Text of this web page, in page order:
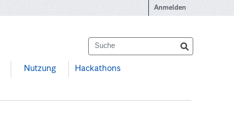
Anmelden
Nutzung Hackathons